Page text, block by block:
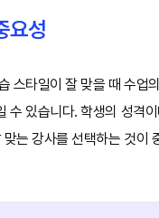
요성
스타일이 잘 맞을 때 수업
수 있습니다. 학생의 성격
는 강사를 선택하는 것이